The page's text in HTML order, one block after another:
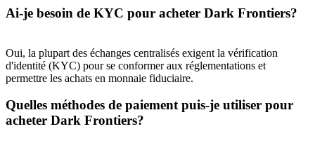
Register & Trade to Win 500,000 USDT
Precious Metals Trading Carnival
Ai-je besoin de KYC pour acheter Dark Frontiers?
Oui, la plupart des échanges centralisés exigent la vérification
d'identité (KYC) pour se conformer aux réglementations et
permettre les achats en monnaie fiduciaire.
Quelles méthodes de paiement puis-je utiliser pour
acheter Dark Frontiers?